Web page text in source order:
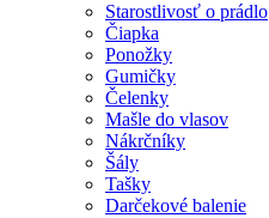
Starostlivosť o prádlo
Čiapka
Ponožky
Gumičky
Čelenky
Mašle do vlasov
Nákrčníky
Šály
Tašky
Darčekové balenie